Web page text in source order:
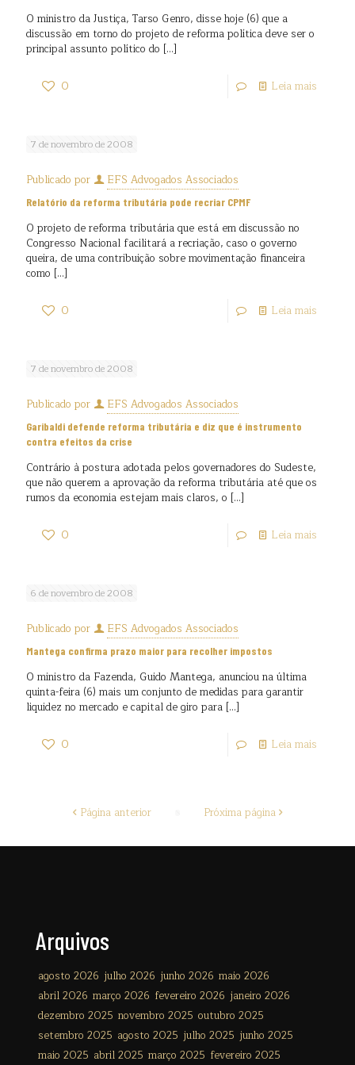
O ministro da Justiça, Tarso Genro, disse hoje (6) que a
discussão em torno do projeto de reforma política deve ser o
principal assunto político do […]
0 Leia mais
7 de novembro de 2008
Publicado por EFS Advogados Associados
Relatório da reforma tributária pode recriar CPMF
O projeto de reforma tributária que está em discussão no
Congresso Nacional facilitará a recriação, caso o governo
queira, de uma contribuição sobre movimentação financeira
como […]
0 Leia mais
7 de novembro de 2008
Publicado por EFS Advogados Associados
Garibaldi defende reforma tributária e diz que é instrumento
contra efeitos da crise
Contrário à postura adotada pelos governadores do Sudeste,
que não querem a aprovação da reforma tributária até que os
rumos da economia estejam mais claros, o […]
0 Leia mais
6 de novembro de 2008
Publicado por EFS Advogados Associados
Mantega confirma prazo maior para recolher impostos
O ministro da Fazenda, Guido Mantega, anunciou na última
quinta-feira (6) mais um conjunto de medidas para garantir
liquidez no mercado e capital de giro para […]
0 Leia mais
Página anterior Próxima página
Arquivos
agosto 2026 julho 2026 junho 2026 maio 2026
abril 2026 março 2026 fevereiro 2026 janeiro 2026
dezembro 2025 novembro 2025 outubro 2025
setembro 2025 agosto 2025 julho 2025 junho 2025
maio 2025 abril 2025 março 2025 fevereiro 2025